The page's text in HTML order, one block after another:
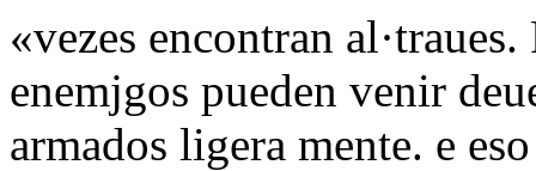
«vezes encontran
enemjgos pueden venir
armados ligera mente. e